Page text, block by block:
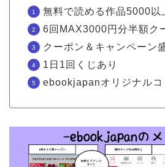
無料で読める作品5000以
6回MAX3000円分半額ク
クーポン＆キャンペーン
1日1回くじあり
ebookjapanオリジナルコ